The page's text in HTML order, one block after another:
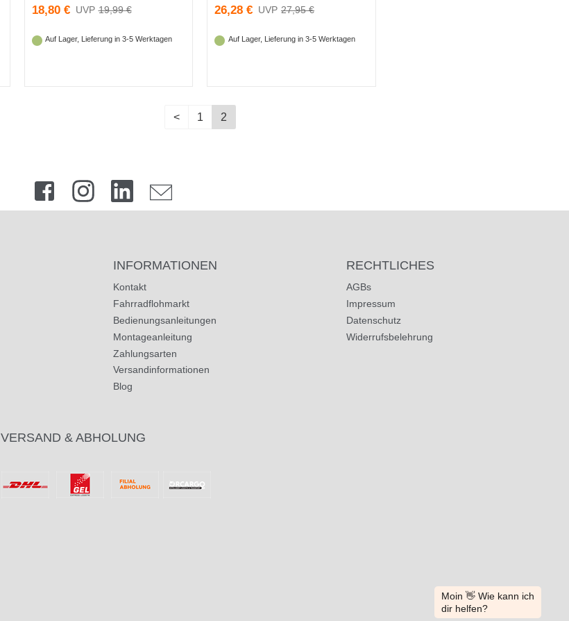
18,80 € 19,99 €
Auf Lager, Lieferung in 3-5 Werktagen
26,28 € 27,95 €
Auf Lager, Lieferung in 3-5 Werktagen
< 1 2
INFORMATIONEN
Kontakt
Fahrradflohmarkt
Bedienungsanleitungen
Montageanleitung
Zahlungsarten
Versandinformationen
Blog
RECHTLICHES
AGBs
Impressum
Datenschutz
Widerrufsbelehrung
VERSAND & ABHOLUNG